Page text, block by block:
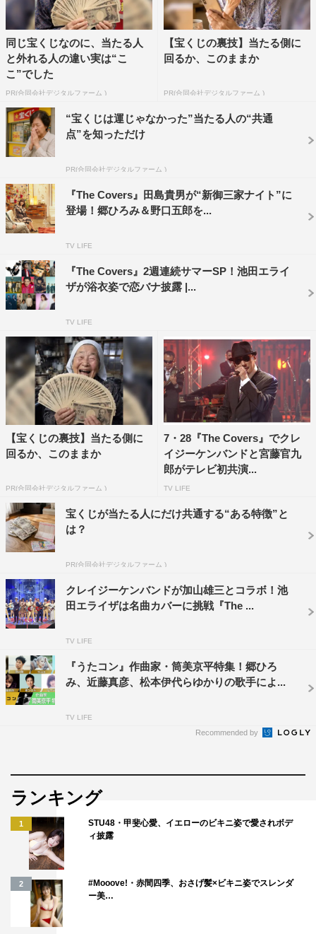
で」をカバー。真心ブラザーズは、太田裕美の「木綿のハ
ンカチーフ」と麻丘めぐみの「私の彼は左きき」を弾き語
りで披露する。
そして一青窈は、近藤真彦の「ギンギラギンにさりげな
く」、ORIGINAL LOVE・田島貴男は、野口五郎の「女に
なって出直せよ」、シシド・カフカは、いしだあゆみの
「ブルー・ライト・ヨコハマ」をカバーする。
また「BAR好猫（スキャット）」のコーナーでは、ミッ
ツ・マングローブが率いる音楽ユニット・星屑スキャット
が少年隊の「君だけに」をパフォーマンスする。
『The Covers「筒美京平ナイト！」』
※初回放送：2018年4月27日分
BSプレミアム
披露曲
郷ひろみ
郷ひろみ
「よろしく哀愁」（1974年）（詞：安井かずみ／曲：筒
美京平）
「あなたがいたから僕がいた」（1976年）（詞：橋本淳
／曲：筒美京平）
同じ宝くじなのに、当たる人
と外れる人の違い実は“こ
こ”でした
PR(合同会社デジタルファーム )
【宝くじの裏技】当たる側に
回るか、このままか
PR(合同会社デジタルファーム )
“宝くじは運じゃなかった”当たる人の“共通
点”を知っただけ
PR(合同会社デジタルファーム )
『The Covers』田島貴男が“新御三家ナイト”に
登場！郷ひろみ＆野口五郎を...
TV LIFE
『The Covers』2週連続サマーSP！池田エライ
ザが浴衣姿で恋バナ披露 |...
TV LIFE
【宝くじの裏技】当たる側に
回るか、このままか
PR(合同会社デジタルファーム )
7・28『The Covers』でクレ
イジーケンバンドと宮藤官九
郎がテレビ初共演...
TV LIFE
宝くじが当たる人にだけ共通する“ある特徴”と
は？
PR(合同会社デジタルファーム )
クレイジーケンバンドが加山雄三とコラボ！池
田エライザは名曲カバーに挑戦『The ...
TV LIFE
『うたコン』作曲家・筒美京平特集！郷ひろ
み、近藤真彦、松本伊代らゆかりの歌手によ...
TV LIFE
Recommended by
ランキング
1
STU48・甲斐心愛、イエローのビキニ姿で愛されボデ
ィ披露
2
#Mooove!・赤間四季、おさげ髪×ビキニ姿でスレンダ
ー美…